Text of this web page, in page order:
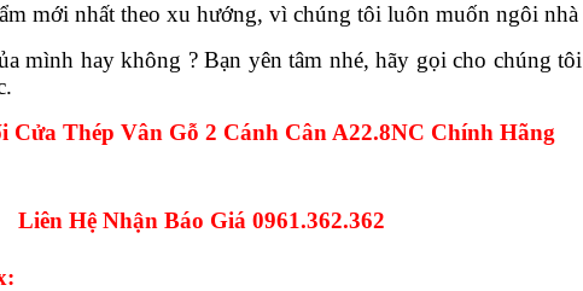
mới nhất theo xu hướng, vì chúng tôi luôn muốn ngôi nhà
mình hay không ? Bạn yên tâm nhé, hãy gọi cho chúng
Cửa Thép Vân Gỗ 2 Cánh Cân A22.8NC Chính Hãng
Liên Hệ Nhận Báo Giá 0961.362.362